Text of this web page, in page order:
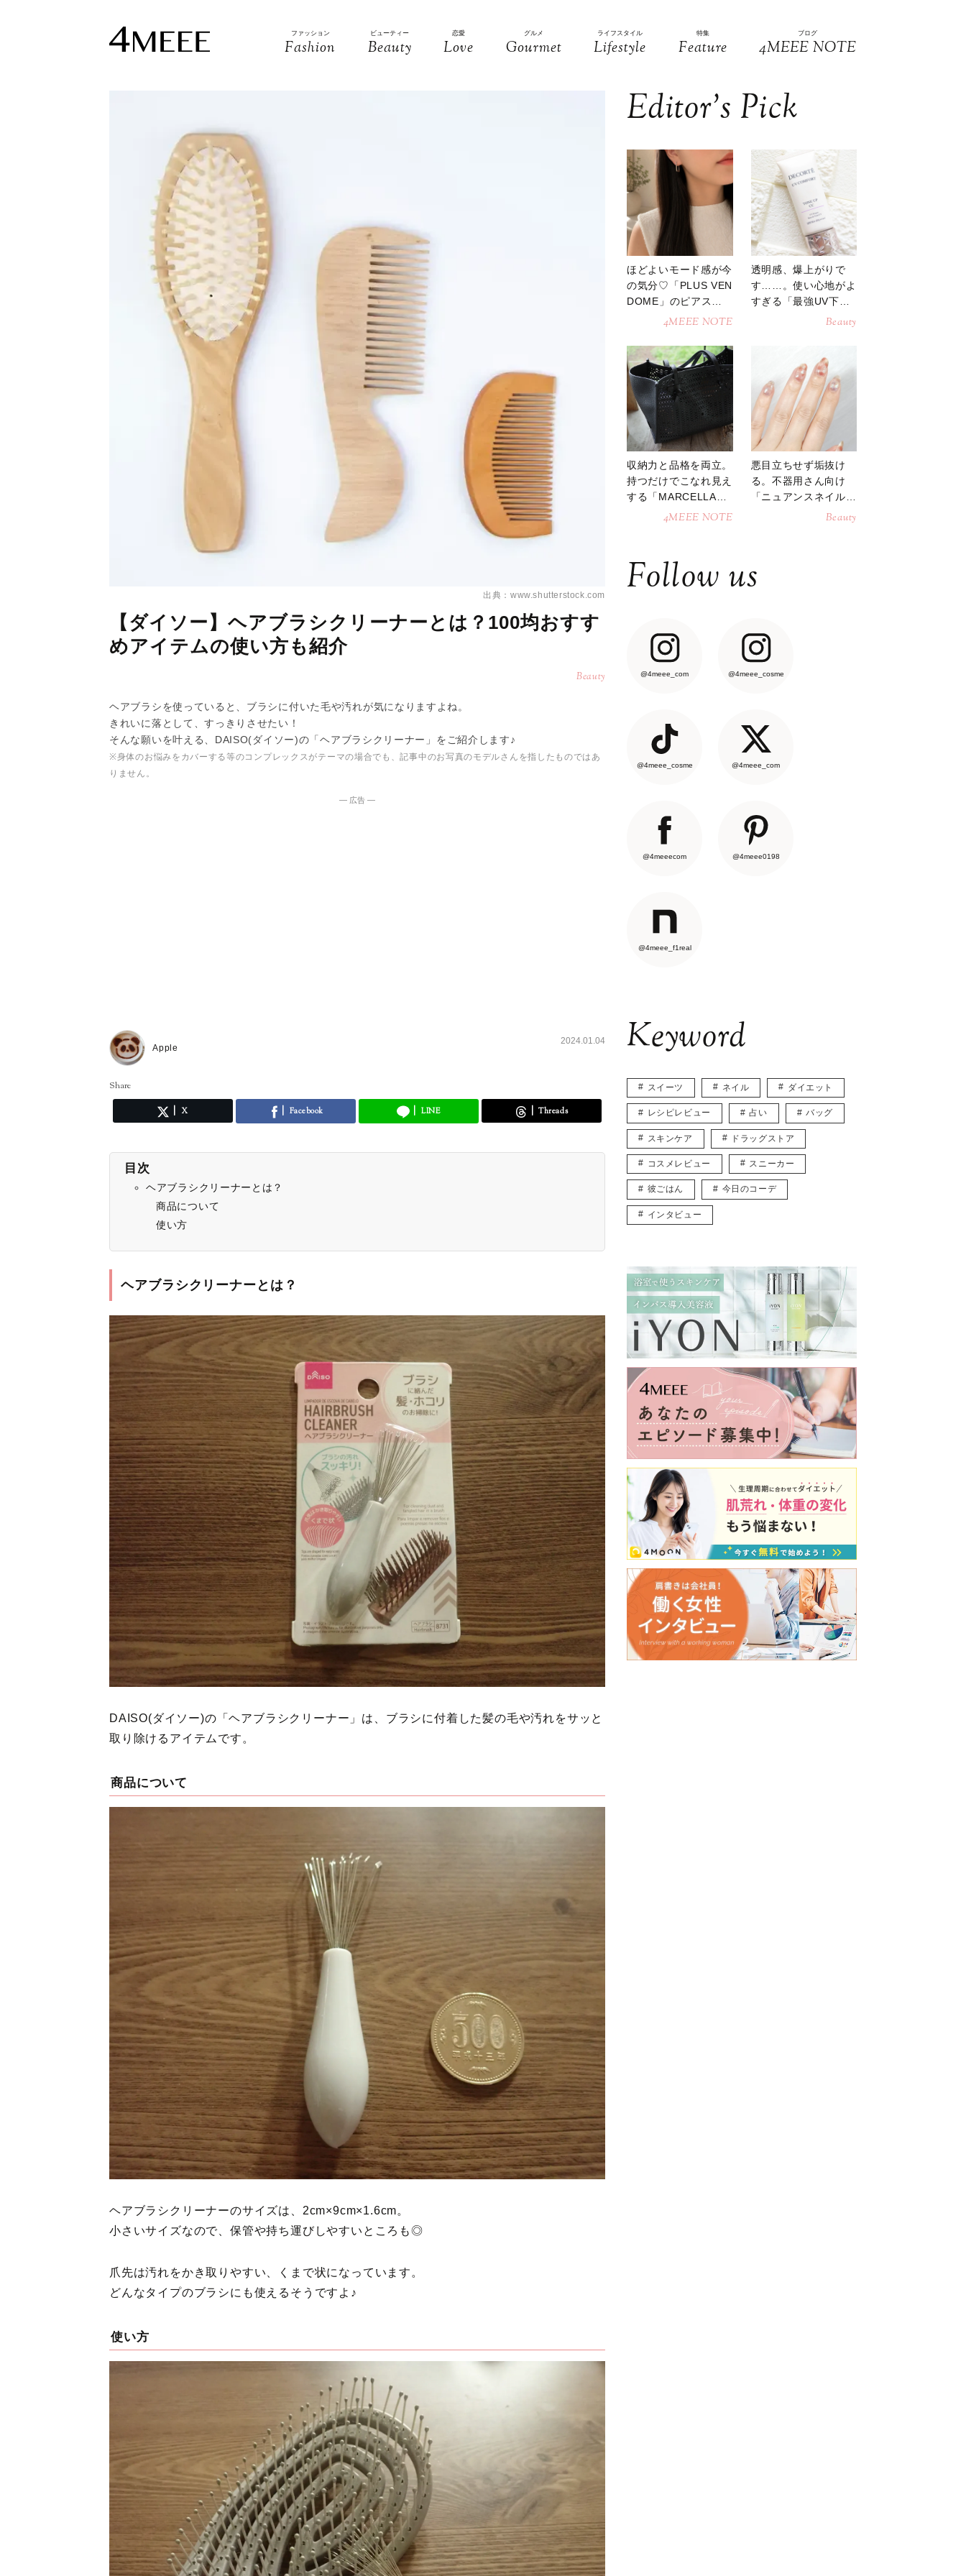
ファッション
Fashion
ビューティー
Beauty
恋愛
Love
グルメ
Gourmet
ライフスタイル
Lifestyle
特集
Feature
ブログ
4MEEE NOTE
出典：www.shutterstock.com
【ダイソー】ヘアブラシクリーナーとは？100均おすす
めアイテムの使い方も紹介
Beauty
ヘアブラシを使っていると、ブラシに付いた毛や汚れが気になりますよね。
きれいに落として、すっきりさせたい！
そんな願いを叶える、DAISO(ダイソー)の「ヘアブラシクリーナー」をご紹介します♪
※身体のお悩みをカバーする等のコンプレックスがテーマの場合でも、記事中のお写真のモデルさんを指したものではあ
りません。
― 広告 ―
Apple
2024.01.04
Share
X Facebook LINE Threads
目次
ヘアブラシクリーナーとは？
商品について
使い方
ヘアブラシクリーナーとは？
DAISO(ダイソー)の「ヘアブラシクリーナー」は、ブラシに付着した髪の毛や汚れをサッと
取り除けるアイテムです。
商品について
ヘアブラシクリーナーのサイズは、2cm×9cm×1.6cm。
小さいサイズなので、保管や持ち運びしやすいところも◎
爪先は汚れをかき取りやすい、くまで状になっています。
どんなタイプのブラシにも使えるそうですよ♪
使い方
Editor’s Pick
ほどよいモード感が今
の気分♡「PLUS VEN
DOME」のピアスが
4MEEE NOTE
透明感、爆上がりで
す……。使い心地がよ
すぎる「最強UV下
Beauty
収納力と品格を両立。
持つだけでこなれ見え
する「MARCELLAト
ートバッグ」4MEEE NOTE
悪目立ちせず垢抜け
る。不器用さん向け
「ニュアンスネイル」
Beauty
Follow us
@4meee_com @4meee_cosme
@4meee_cosme @4meee_com
@4meeecom @4meee0198
@4meee_f1real
Keyword
スイーツ ネイル ダイエット
レシピレビュー 占い バッグ
スキンケア ドラッグストア
コスメレビュー スニーカー
彼ごはん 今日のコーデ
インタビュー